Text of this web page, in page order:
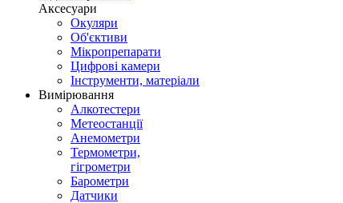
Аксесуари
Окуляри
Об'єктиви
Мікропрепарати
Цифрові камери
Інструменти, матеріали
Вимірювання
Алкотестери
Метеостанції
Анемометри
Термометри,
гігрометри
Барометри
Датчики